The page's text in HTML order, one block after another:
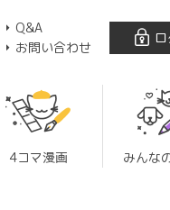
Q&A
お問い合わせ
4コマ漫画 みんな